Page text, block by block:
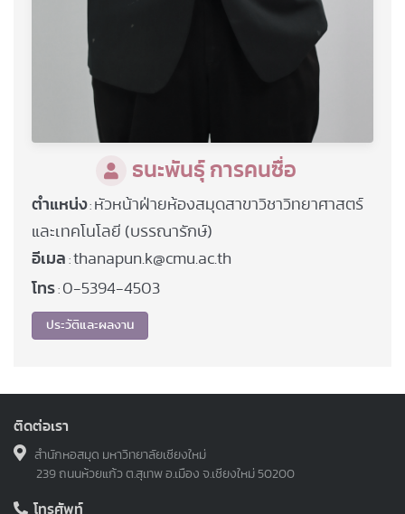
ธนะพันธุ์ การคนซื่อ
ตำแหน่ง: หัวหน้าฝ่ายห้องสมุดสาขาวิชาวิทยาศาสตร์
และเทคโนโลยี (บรรณารักษ์)
อีเมล : thanapun.k@cmu.ac.th
โทร : 0-5394-4503
ประวัติและผลงาน
ติดต่อเรา
สำนักหอสมุด มหาวิทยาลัยเชียงใหม่
239 ถนนห้วยแก้ว ต.สุเทพ อ.เมือง จ.เชียงใหม่ 50200
โทรศัพท์